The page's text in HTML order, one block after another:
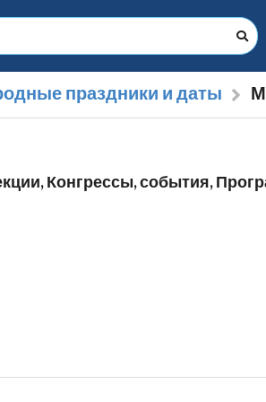
праздники и даты
Конгрессы, события,